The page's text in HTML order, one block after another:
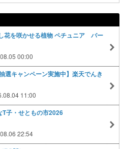
花を咲かせる植物 ペチュニア バー
00:00
選キャンペーン実施中】楽天でんき
11:00
子・せともの市2026
22:54